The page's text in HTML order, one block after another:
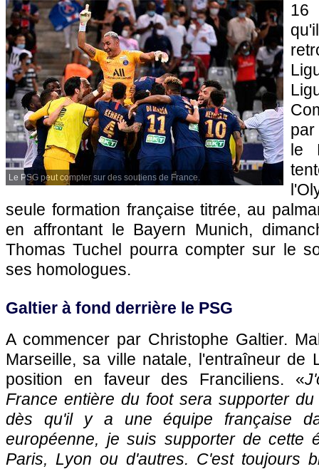
Le PSG peut compter sur des soutiens de France.
16
par
le
seule formation française titrée, au
en affrontant le Bayern Munich,
Thomas Tuchel pourra compter sur le
ses homologues.
Galtier à fond derrière le PSG
A commencer par Christophe Galtier.
Marseille, sa ville natale, l'entraîneur de
position en faveur des Franciliens. «
France entière du foot sera supporter
dès qu'il y a une équipe française
européenne, je suis supporter de cette
Paris, Lyon ou d'autres. C'est toujours